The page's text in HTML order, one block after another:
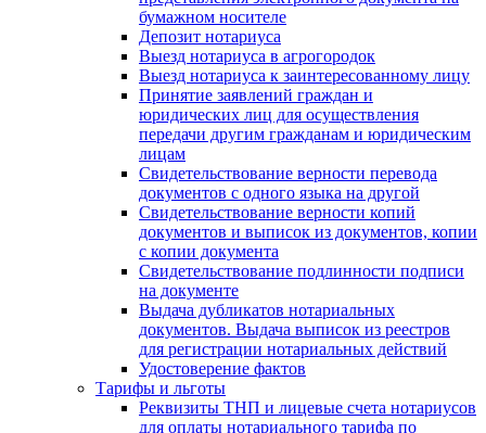
бумажном носителе
Депозит нотариуса
Выезд нотариуса в агрогородок
Выезд нотариуса к заинтересованному лицу
Принятие заявлений граждан и
юридических лиц для осуществления
передачи другим гражданам и юридическим
лицам
Свидетельствование верности перевода
документов с одного языка на другой
Свидетельствование верности копий
документов и выписок из документов, копии
с копии документа
Свидетельствование подлинности подписи
на документе
Выдача дубликатов нотариальных
документов. Выдача выписок из реестров
для регистрации нотариальных действий
Удостоверение фактов
Тарифы и льготы
Реквизиты ТНП и лицевые счета нотариусов
для оплаты нотариального тарифа по